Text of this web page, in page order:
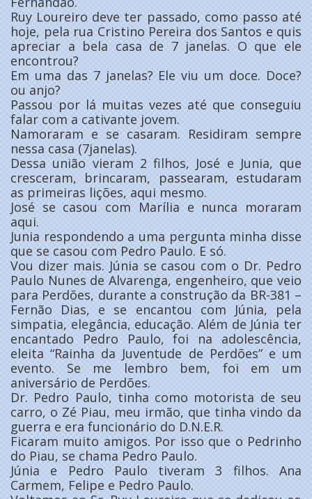
Ruy Loureiro deve ter passado, como passo até
hoje, pela rua Cristino Pereira dos Santos e quis
apreciar a bela casa de 7 janelas. O que ele
encontrou?
Em uma das 7 janelas? Ele viu um doce. Doce?
ou anjo?
Passou por lá muitas vezes até que conseguiu
falar com a cativante jovem.
Namoraram e se casaram. Residiram sempre
nessa casa (7janelas).
Dessa união vieram 2 filhos, José e Junia, que
cresceram, brincaram, passearam, estudaram
as primeiras lições, aqui mesmo.
José se casou com Marília e nunca moraram
aqui.
Junia respondendo a uma pergunta minha disse
que se casou com Pedro Paulo. E só.
Vou dizer mais. Júnia se casou com o Dr. Pedro
Paulo Nunes de Alvarenga, engenheiro, que veio
para Perdões, durante a construção da BR-381 –
Fernão Dias, e se encantou com Júnia, pela
simpatia, elegância, educação. Além de Júnia ter
encantado Pedro Paulo, foi na adolescência,
eleita “Rainha da Juventude de Perdões” e um
evento. Se me lembro bem, foi em um
aniversário de Perdões.
Dr. Pedro Paulo, tinha como motorista de seu
carro, o Zé Piau, meu irmão, que tinha vindo da
guerra e era funcionário do D.N.E.R.
Ficaram muito amigos. Por isso que o Pedrinho
do Piau, se chama Pedro Paulo.
Júnia e Pedro Paulo tiveram 3 filhos. Ana
Carmem, Felipe e Pedro Paulo.